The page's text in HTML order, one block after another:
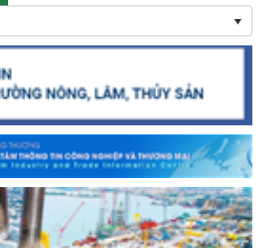
Đặc sản gừng Kỳ Sơn - cay nồng
đậm vị
Bưởi Tân Triều – Sản vật nức
tiếng của vùng đất Đồng Nai
Gạo tám xoan Hải Hậu - hạt